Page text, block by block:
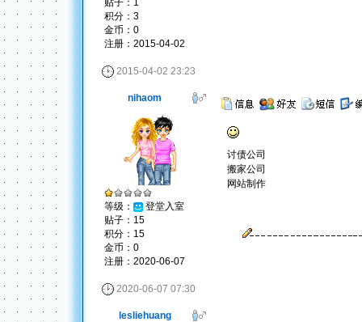
贴子：1
积分：3
金币：0
注册：2015-04-02
2015-04-02 23:23
nihaom
等级：
登堂入室
贴子：15
积分：15
金币：0
注册：2020-06-07
讨债公司
搬家公司
网站制作
2020-06-07 07:30
lesliehuang